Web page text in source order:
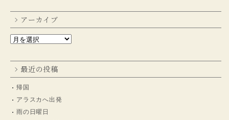
アーカイブ
最近の投稿
帰国
アラスカへ出発
雨の日曜日